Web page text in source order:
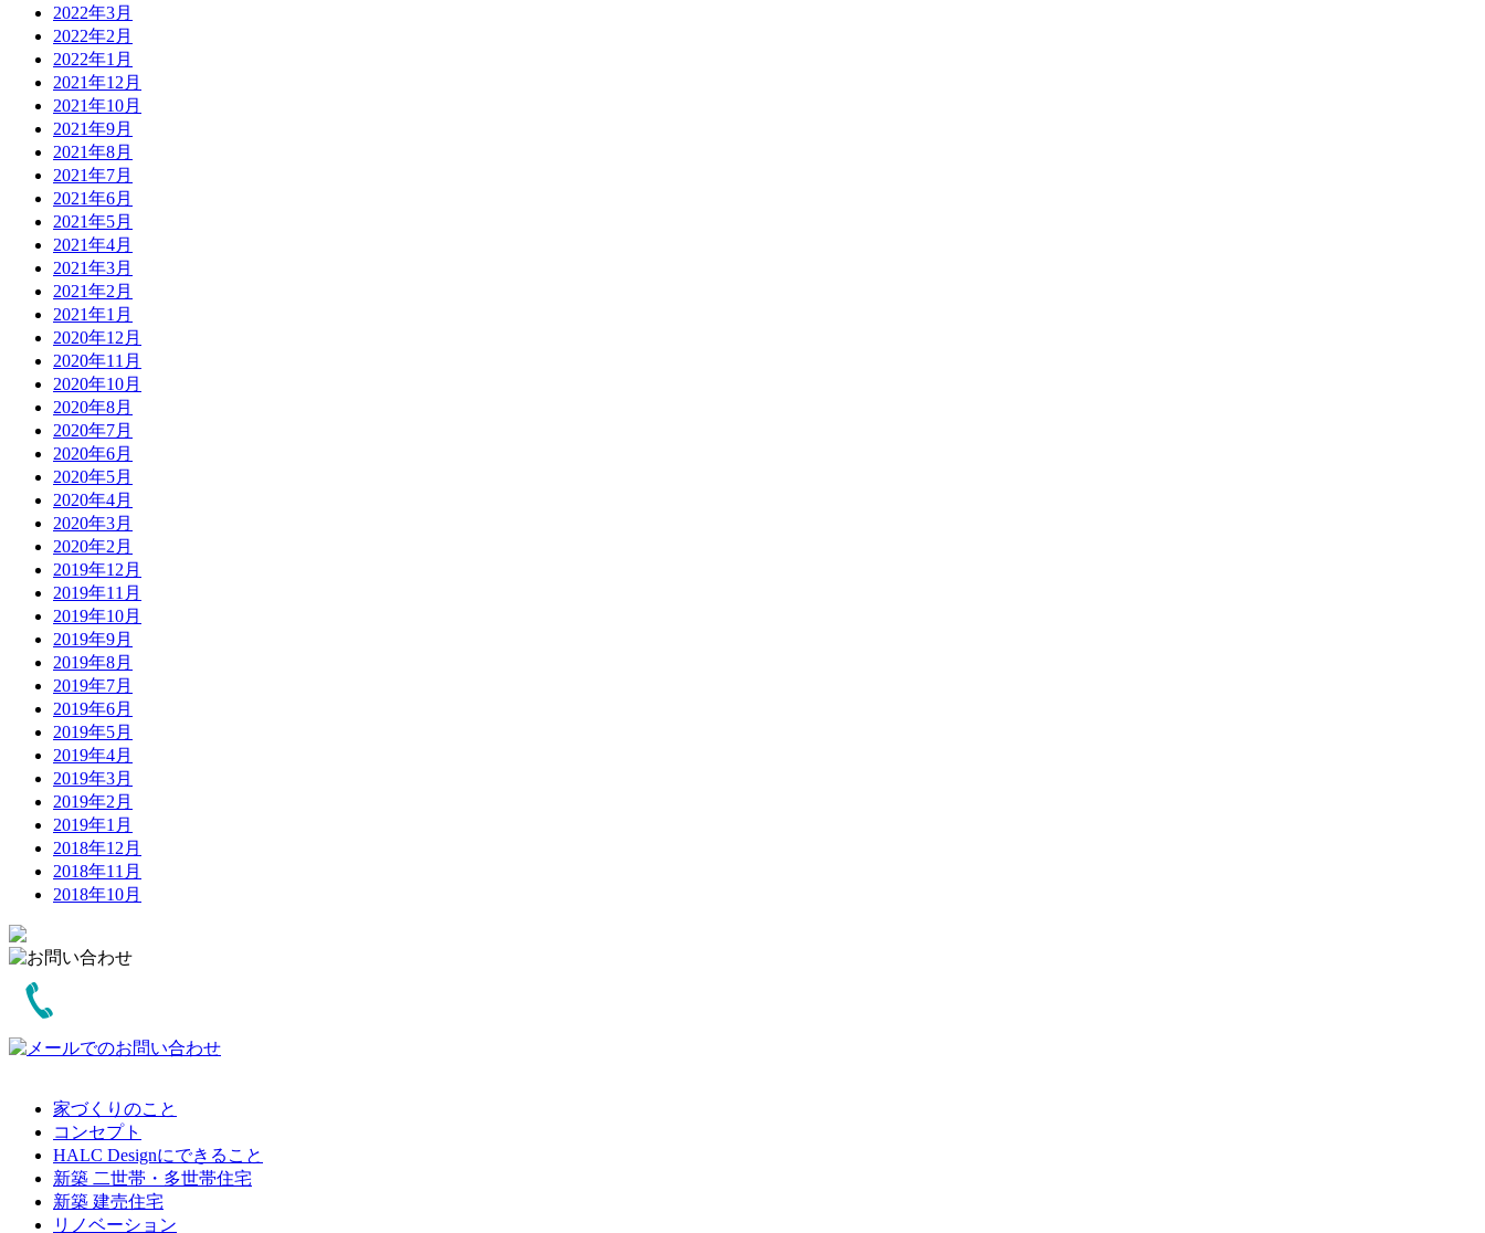
2022年3月
2022年2月
2022年1月
2021年12月
2021年10月
2021年9月
2021年8月
2021年7月
2021年6月
2021年5月
2021年4月
2021年3月
2021年2月
2021年1月
2020年12月
2020年11月
2020年10月
2020年8月
2020年7月
2020年6月
2020年5月
2020年4月
2020年3月
2020年2月
2019年12月
2019年11月
2019年10月
2019年9月
2019年8月
2019年7月
2019年6月
2019年5月
2019年4月
2019年3月
2019年2月
2019年1月
2018年12月
2018年11月
2018年10月
家づくりのこと
コンセプト
HALC Designにできること
新築 二世帯・多世帯住宅
新築 建売住宅
リノベーション